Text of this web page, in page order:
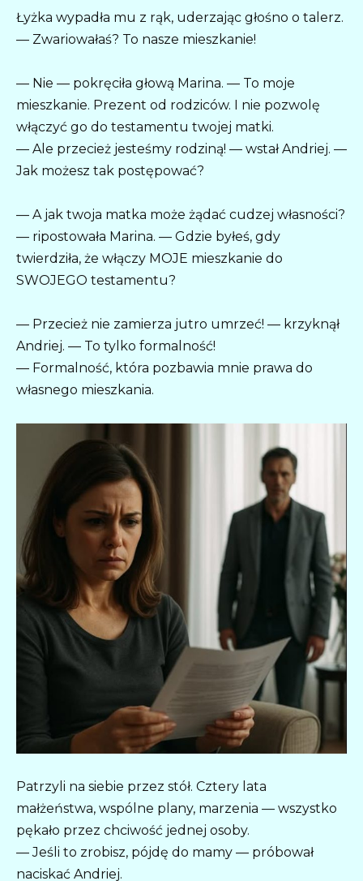
Łyżka wypadła mu z rąk, uderzając głośno o talerz.
— Zwariowałaś? To nasze mieszkanie!
— Nie — pokręciła głową Marina. — To moje
mieszkanie. Prezent od rodziców. I nie pozwolę
włączyć go do testamentu twojej matki.
— Ale przecież jesteśmy rodziną! — wstał Andriej. —
Jak możesz tak postępować?
— A jak twoja matka może żądać cudzej własności?
— ripostowała Marina. — Gdzie byłeś, gdy
twierdziła, że włączy MOJE mieszkanie do
SWOJEGO testamentu?
— Przecież nie zamierza jutro umrzeć! — krzyknął
Andriej. — To tylko formalność!
— Formalność, która pozbawia mnie prawa do
własnego mieszkania.
Patrzyli na siebie przez stół. Cztery lata
małżeństwa, wspólne plany, marzenia — wszystko
pękało przez chciwość jednej osoby.
— Jeśli to zrobisz, pójdę do mamy — próbował
naciskać Andriej.